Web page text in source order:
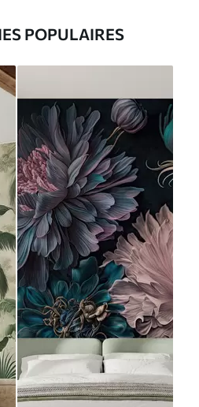
POPULAIRES